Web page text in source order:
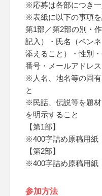
※応募は各部につき
※表紙に以下の事項
第1部／第2部の別・
記入）・氏名（ペン
添えること）・性別
番号・メールアドレス
※人名、地名等の固
と
※民話、伝説等を題
を明示すること
【第1部】
※400字詰め原稿用紙
【第2部】
※400字詰め原稿用紙
参加方法